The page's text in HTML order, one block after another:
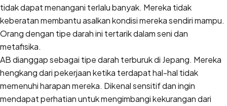
tidak dapat menangani terlalu banyak. Mereka tidak
keberatan membantu asalkan kondisi mereka sendiri mampu.
Orang dengan tipe darah ini tertarik dalam seni dan
metafisika.
AB dianggap sebagai tipe darah terburuk di Jepang. Mereka
hengkang dari pekerjaan ketika terdapat hal-hal tidak
memenuhi harapan mereka. Dikenal sensitif dan ingin
mendapat perhatian untuk mengimbangi kekurangan dari